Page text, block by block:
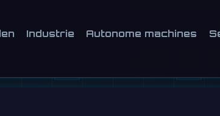
Industrie Autonome machines